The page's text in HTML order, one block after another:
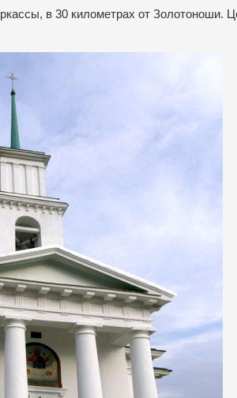
в 30 километрах от Золотоноши.